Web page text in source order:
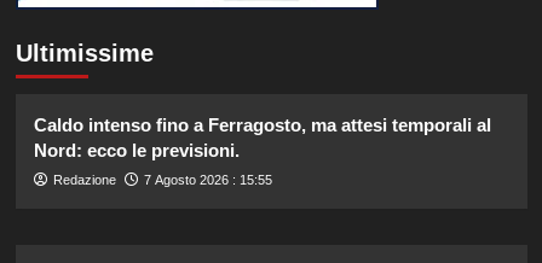
Ultimissime
Caldo intenso fino a Ferragosto, ma attesi temporali al
Nord: ecco le previsioni.
Redazione 7 Agosto 2026 : 15:55